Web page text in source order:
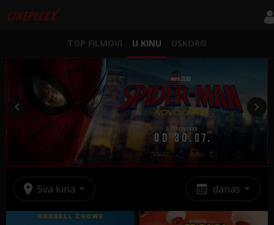
TOP FILMOVI U KINU USKORO
Sva kina danas